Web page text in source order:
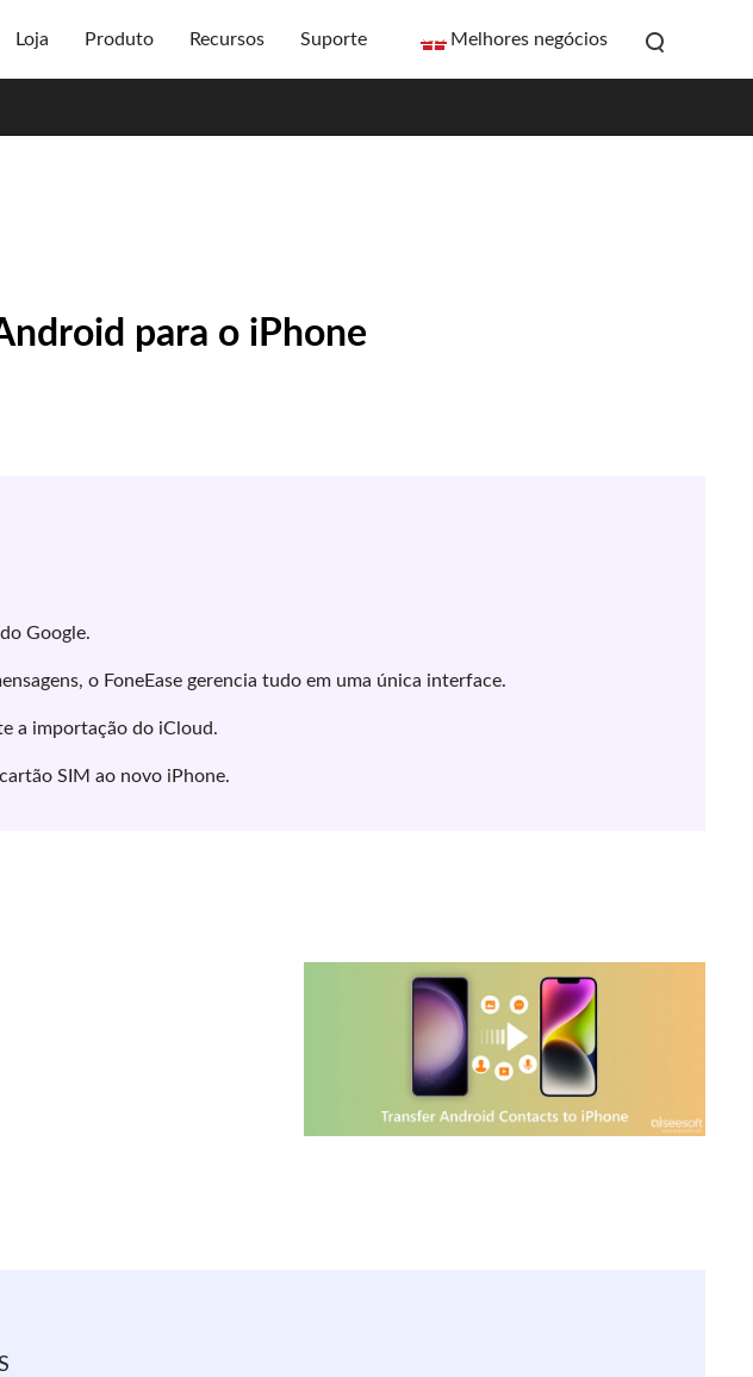
Loja Produto Recursos Suporte Melhores negócios
para o iPhone
Google.
o FoneEase gerencia tudo em uma única interface.
a importação do iCloud.
SIM ao novo iPhone.